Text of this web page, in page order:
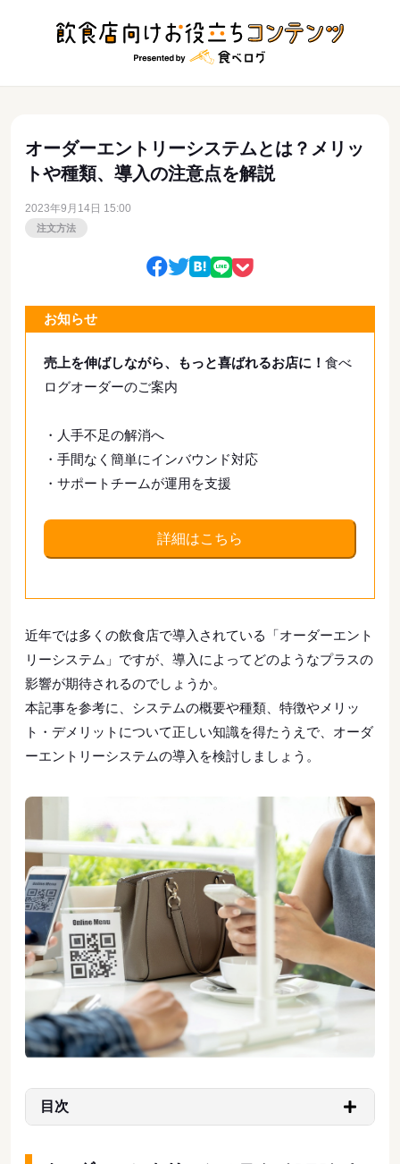
オーダーエントリーシステムとは？メリッ
トや種類、導入の注意点を解説
2023年9月14日 15:00
注文方法
お知らせ
売上を伸ばしながら、もっと喜ばれるお店に！ 食べ
ログオーダーのご案内
・人手不足の解消へ
・手間なく簡単にインバウンド対応
・サポートチームが運用を支援
詳細はこちら
近年では多くの飲食店で導入されている「オーダーエント
リーシステム」ですが、導入によってどのようなプラスの
影響が期待されるのでしょうか。
本記事を参考に、システムの概要や種類、特徴やメリッ
ト・デメリットについて正しい知識を得たうえで、オーダ
ーエントリーシステムの導入を検討しましょう。
目次